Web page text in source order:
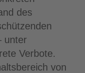
des
unter
Verbote.
von